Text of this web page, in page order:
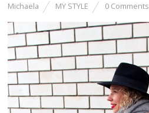
Michaela MY STYLE 0 Comments